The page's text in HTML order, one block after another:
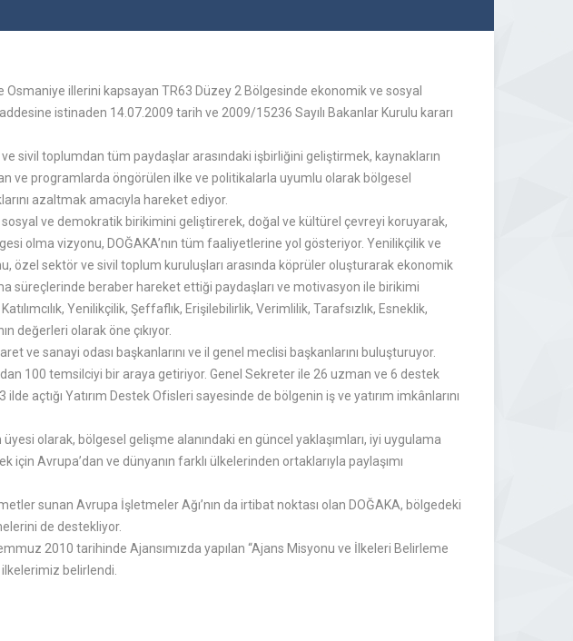
illerini kapsayan TR63 Düzey 2 Bölgesinde ekonomik ve sosyal
istinaden 14.07.2009 tarih ve 2009/15236 Sayılı Bakanlar Kurulu kararı
sivil toplumdan tüm paydaşlar arasındaki işbirliğini geliştirmek, kaynakların
ve programlarda öngörülen ilke ve politikalarla uyumlu olarak bölgesel
azaltmak amacıyla hareket ediyor.
ve demokratik birikimini geliştirerek, doğal ve kültürel çevreyi koruyarak,
olma vizyonu, DOĞAKA’nın tüm faaliyetlerine yol gösteriyor. Yenilikçilik ve
özel sektör ve sivil toplum kuruluşları arasında köprüler oluşturarak ekonomik
süreçlerinde beraber hareket ettiği paydaşları ve motivasyon ile birikimi
Yenilikçilik, Şeffaflık, Erişilebilirlik, Verimlilik, Tarafsızlık, Esneklik,
değerleri olarak öne çıkıyor.
ve sanayi odası başkanlarını ve il genel meclisi başkanlarını buluşturuyor.
100 temsilciyi bir araya getiriyor. Genel Sekreter ile 26 uzman ve 6 destek
açtığı Yatırım Destek Ofisleri sayesinde de bölgenin iş ve yatırım imkânlarını
üyesi olarak, bölgesel gelişme alanındaki en güncel yaklaşımları, iyi uygulama
Avrupa’dan ve dünyanın farklı ülkelerinden ortaklarıyla paylaşımı
sunan Avrupa İşletmeler Ağı’nın da irtibat noktası olan DOĞAKA, bölgedeki
de destekliyor.
2010 tarihinde Ajansımızda yapılan “Ajans Misyonu ve İlkeleri Belirleme
belirlendi.